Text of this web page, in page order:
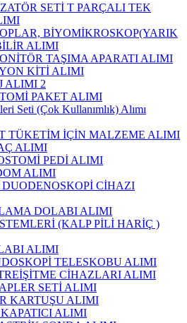
SETİ T PARÇALI TEK
BİYOMİKROSKOP(YARIK
ALIMI
TAŞIMA APARATI ALIMI
KİTİ ALIMI
ALIMI 2
PAKET ALIMI
Seti (Çok Kullanımlık) Alımı
TÜKETİM İÇİN MALZEME ALIMI
ALIMI
PEDİ ALIMI
ALIMI
CİHAZI
DOLABI ALIMI
(KALP PİLİ HARİÇ )
ALIMI
TELESKOBU ALIMI
CİHAZLARI ALIMI
SETİ ALIMI
KARTUŞU ALIMI
ALIMI